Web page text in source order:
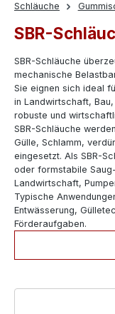
Schläuche
SBR-
SBR-Schläuche
mechanische
Sie eignen sich ideal
in Landwirtschaft,
robuste und
SBR-Schläuche
Gülle, Schlamm,
eingesetzt. Als SBR-
oder formstabile
Landwirtschaft,
Typische
Entwässerung,
Förderaufgaben.